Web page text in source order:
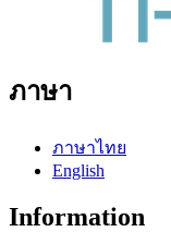
ภาษา
ภาษาไทย
English
Information